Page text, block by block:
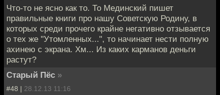
Что-то не ясно как то. То Мединский пишет
правильные книги про нашу Советскую Родину, в
которых среди прочего крайне негативно отзывается
о тех же "Утомленных...", то начинает нести полную
ахинею с экрана. Хм... Из каких карманов деньги
растут?
Старый Пёс »
#48 | 28.12.13 11:16